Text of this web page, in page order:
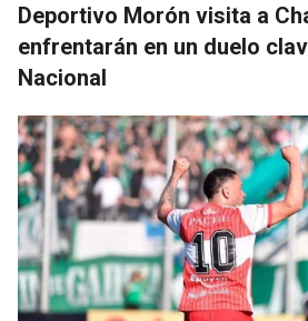
Deportivo Morón visita a
enfrentarán en un duelo
Nacional